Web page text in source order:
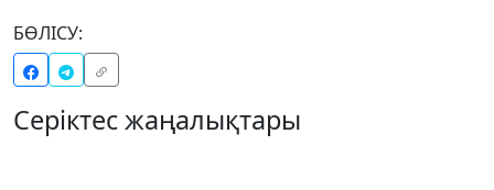
БӨЛІСУ:
Серіктес жаңалықтары